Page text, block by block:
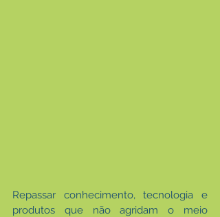
Repassar conhecimento, tecnologia e
produtos que não agridam o meio